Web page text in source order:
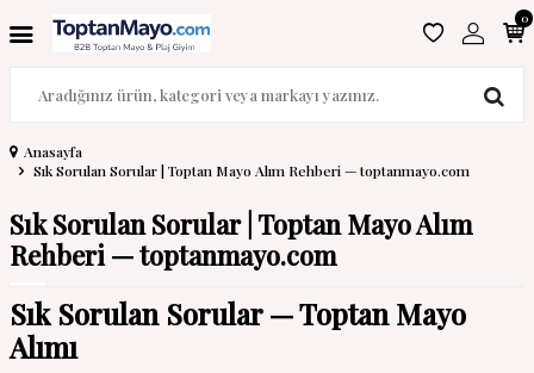
0
Anasayfa
Sık Sorulan Sorular | Toptan Mayo Alım Rehberi — toptanmayo.com
Sık Sorulan Sorular | Toptan Mayo Alım
Rehberi — toptanmayo.com
Sık Sorulan Sorular — Toptan Mayo
Alımı